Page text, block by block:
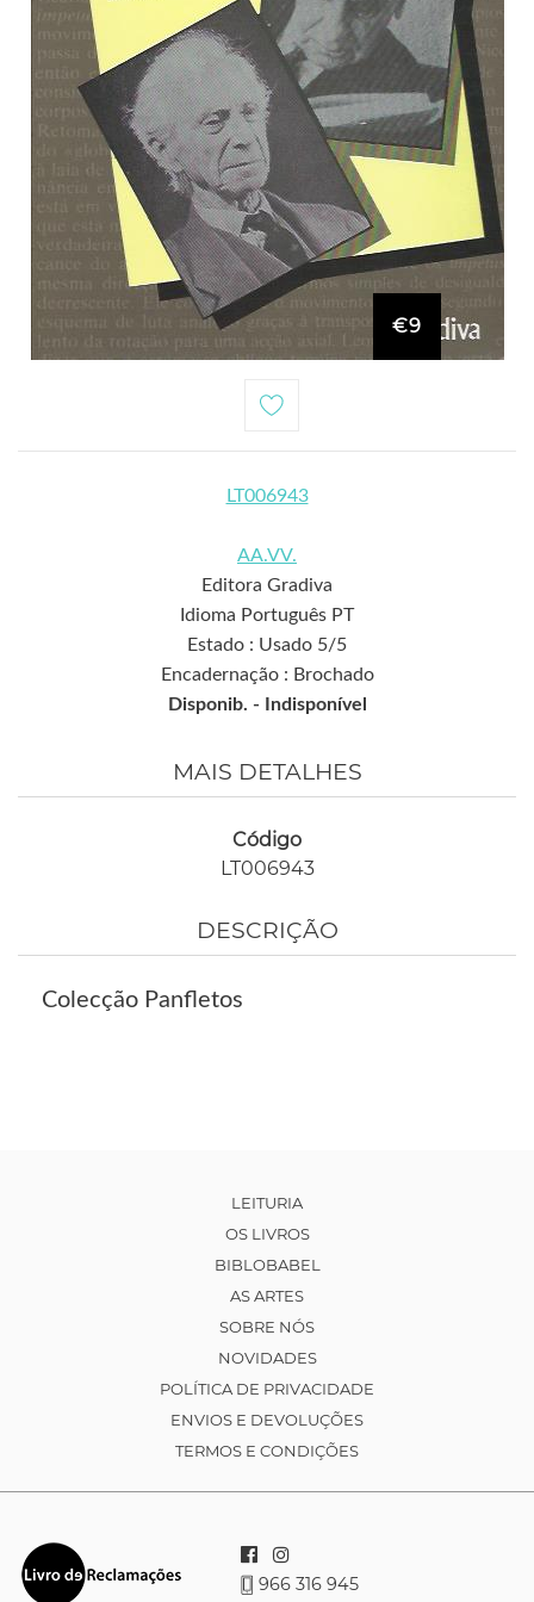
€9
LT006943
AA.VV.
Editora Gradiva
Idioma Português PT
Estado : Usado 5/5
Encadernação : Brochado
Disponib. -
Indisponível
MAIS DETALHES
Código
LT006943
DESCRIÇÃO
Colecção Panfletos
LEITURIA
OS LIVROS
BIBLOBABEL
AS ARTES
SOBRE NÓS
NOVIDADES
POLÍTICA DE PRIVACIDADE
ENVIOS E DEVOLUÇÕES
TERMOS E CONDIÇÕES
966 316 945